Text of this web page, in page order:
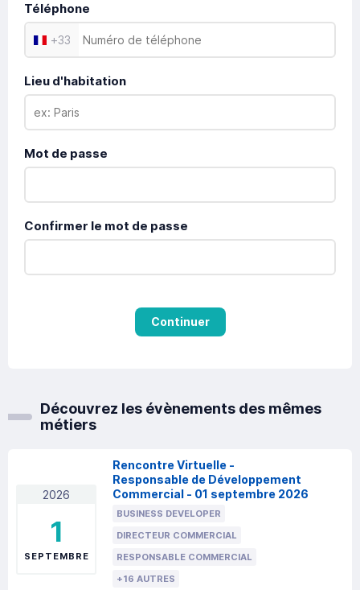
Téléphone
+33
Lieu d'habitation
Mot de passe
Confirmer le mot de passe
Continuer
Découvrez les évènements des mêmes
métiers
2026
1
SEPTEMBRE
Rencontre Virtuelle -
Responsable de Développement
Commercial - 01 septembre 2026
BUSINESS DEVELOPER
DIRECTEUR COMMERCIAL
RESPONSABLE COMMERCIAL
+16 AUTRES